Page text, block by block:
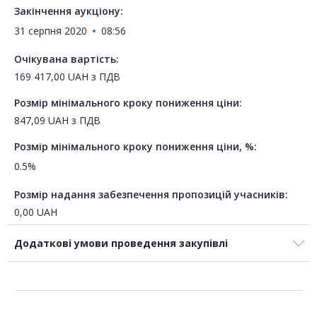
Закінчення аукціону:
31 серпня 2020
08:56
Очікувана вартість:
169 417,00 UAH з ПДВ
Розмір мінімального кроку пониження ціни:
847,09 UAH з ПДВ
Розмір мінімального кроку пониження ціни, %:
0.5%
Розмір надання забезпечення пропозицій учасників:
0,00 UAH
Додаткові умови проведення закупівлі